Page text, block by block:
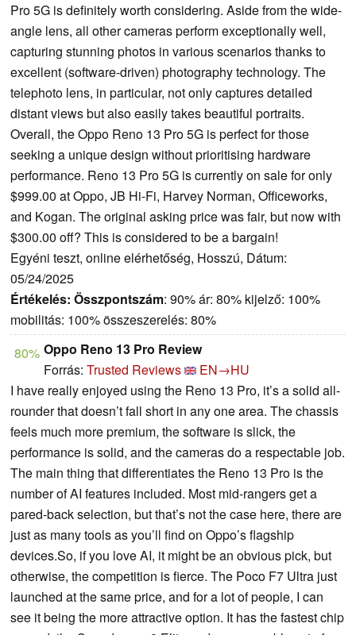
Pro 5G is definitely worth considering. Aside from the wide-
angle lens, all other cameras perform exceptionally well,
capturing stunning photos in various scenarios thanks to
excellent (software-driven) photography technology. The
telephoto lens, in particular, not only captures detailed
distant views but also easily takes beautiful portraits.
Overall, the Oppo Reno 13 Pro 5G is perfect for those
seeking a unique design without prioritising hardware
performance. Reno 13 Pro 5G is currently on sale for only
$999.00 at Oppo, JB Hi-Fi, Harvey Norman, Officeworks,
and Kogan. The original asking price was fair, but now with
$300.00 off? This is considered to be a bargain!
Egyéni teszt, online elérhetőség, Hosszú, Dátum:
05/24/2025
Értékelés: Összpontszám: 90% ár: 80% kijelző: 100%
mobilitás: 100% összeszerelés: 80%
80% Oppo Reno 13 Pro Review
Forrás: Trusted Reviews
EN→HU
I have really enjoyed using the Reno 13 Pro, it’s a solid all-
rounder that doesn’t fall short in any one area. The chassis
feels much more premium, the software is slick, the
performance is solid, and the cameras do a respectable job.
The main thing that differentiates the Reno 13 Pro is the
number of AI features included. Most mid-rangers get a
pared-back selection, but that’s not the case here, there are
just as many tools as you’ll find on Oppo’s flagship
devices.So, if you love AI, it might be an obvious pick, but
otherwise, the competition is fierce. The Poco F7 Ultra just
launched at the same price, and for a lot of people, I can
see it being the more attractive option. It has the fastest chip